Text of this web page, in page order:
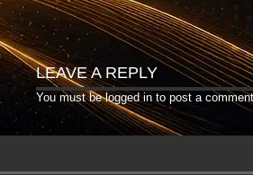
LEAVE A REPLY
You must belogged into post a